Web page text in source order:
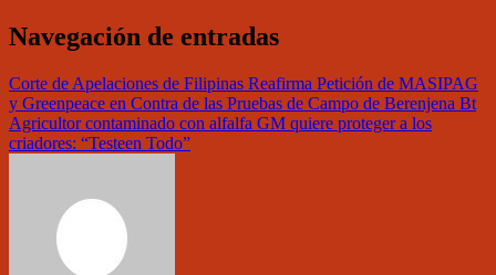
Navegación de entradas
Corte de Apelaciones de Filipinas Reafirma Petición de MASIPAG
y Greenpeace en Contra de las Pruebas de Campo de Berenjena Bt
Agricultor contaminado con alfalfa GM quiere proteger a los
criadores: “Testeen Todo”